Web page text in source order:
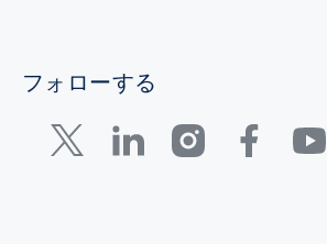
フォローする